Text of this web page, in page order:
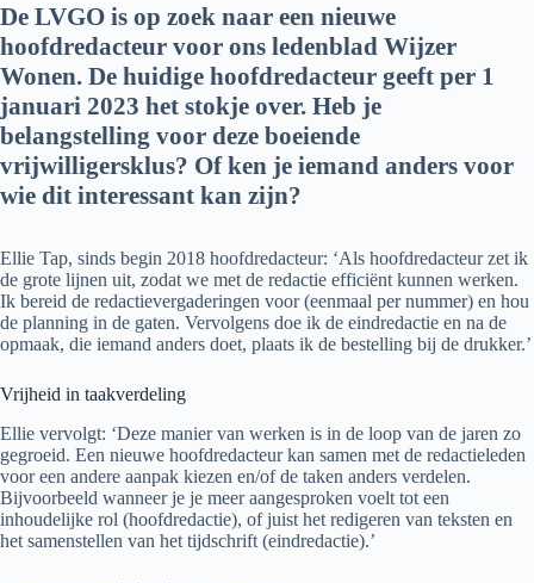
De LVGO is op zoek naar een nieuwe
hoofdredacteur voor ons ledenblad Wijzer
Wonen. De huidige hoofdredacteur geeft per 1
januari 2023 het stokje over. Heb je
belangstelling voor deze boeiende
vrijwilligersklus? Of ken je iemand anders voor
wie dit interessant kan zijn?
Ellie Tap, sinds begin 2018 hoofdredacteur: ‘Als hoofdredacteur zet ik
de grote lijnen uit, zodat we met de redactie efficiënt kunnen werken.
Ik bereid de redactievergaderingen voor (eenmaal per nummer) en hou
de planning in de gaten. Vervolgens doe ik de eindredactie en na de
opmaak, die iemand anders doet, plaats ik de bestelling bij de drukker.’
Vrijheid in taakverdeling
Ellie vervolgt: ‘Deze manier van werken is in de loop van de jaren zo
gegroeid. Een nieuwe hoofdredacteur kan samen met de redactieleden
voor een andere aanpak kiezen en/of de taken anders verdelen.
Bijvoorbeeld wanneer je je meer aangesproken voelt tot een
inhoudelijke rol (hoofdredactie), of juist het redigeren van teksten en
het samenstellen van het tijdschrift (eindredactie).’